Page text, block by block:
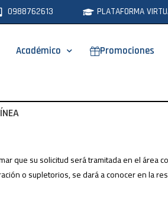
0988762613 PLATAFORMA
Académico Promociones
que su solicitud será tramitada en el área
o supletorios, se dará a conocer en la